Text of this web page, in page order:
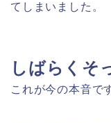
てしまいました。
しばらくそ
これが今の本音で